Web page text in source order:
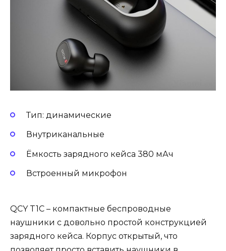
Тип: динамические
Внутриканальные
Ёмкость зарядного кейса 380 мАч
Встроенный микрофон
QCY T1C – компактные беспроводные
наушники с довольно простой конструкцией
зарядного кейса. Корпус открытый, что